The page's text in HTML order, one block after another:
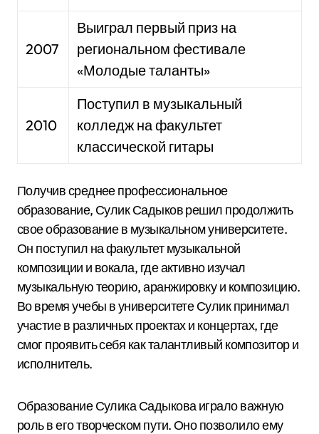
2007
Выиграл первый приз на
региональном фестивале
«Молодые таланты»
2010
Поступил в музыкальный
колледж на факультет
классической гитары
Получив среднее профессиональное
образование, Сулик Садыков решил продолжить
свое образование в музыкальном университете.
Он поступил на факультет музыкальной
композиции и вокала, где активно изучал
музыкальную теорию, аранжировку и композицию.
Во время учебы в университете Сулик принимал
участие в различных проектах и концертах, где
смог проявить себя как талантливый композитор и
исполнитель.
Образование Сулика Садыкова играло важную
роль в его творческом пути. Оно позволило ему